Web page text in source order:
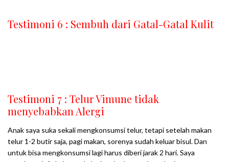
Testimoni 6 : Sembuh dari Gatal-Gatal Kulit
Testimoni 7 : Telur Vimune tidak
menyebabkan Alergi
Anak saya suka sekali mengkonsumsi telur, tetapi setelah makan
telur 1-2 butir saja, pagi makan, sorenya sudah keluar bisul. Dan
untuk bisa mengkonsumsi lagi harus diberi jarak 2 hari. Saya